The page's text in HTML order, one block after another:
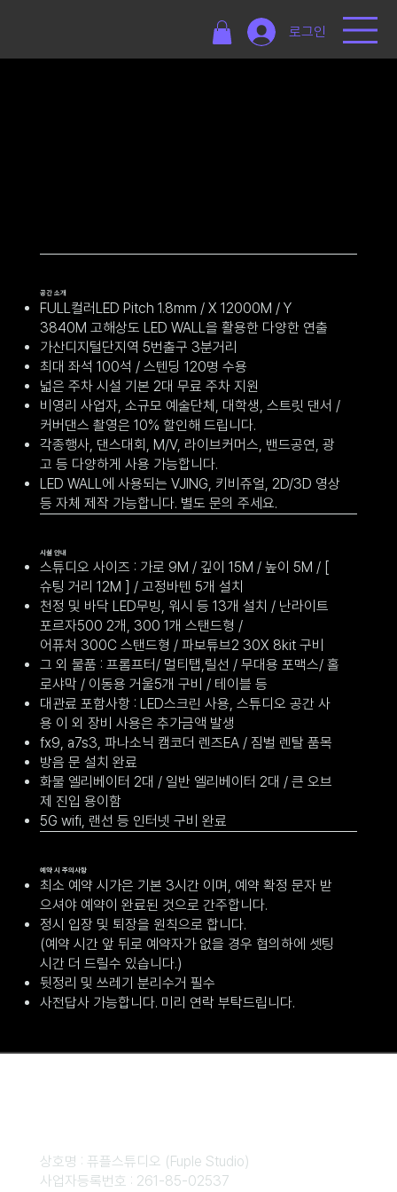
로그인
공간 소개
FULL컬러LED Pitch 1.8mm / X 12000M / Y
3840M 고해상도 LED WALL을 활용한 다양한 연출
가산디지털단지역 5번출구 3분거리
최대 좌석 100석 / 스텐딩 120명 수용
넓은 주차 시설 기본 2대 무료 주차 지원
비영리 사업자, 소규모 예술단체, 대학생, 스트릿 댄서 /
커버댄스 촬영은 10% 할인해 드립니다.
각종행사, 댄스대회, M/V, 라이브커머스, 밴드공연, 광
고 등 다양하게 사용 가능합니다.
LED WALL에 사용되는 VJING, 키비쥬얼, 2D/3D 영상
등 자체 제작 가능합니다. 별도 문의 주세요.
시설 안내
스튜디오 사이즈 : 가로 9M / 깊이 15M / 높이 5M / [
슈팅 거리 12M ] / 고정바텐 5개 설치
천정 및 바닥 LED무빙, 워시 등 13개 설치 / 난라이트
포르자500 2개, 300 1개 스탠드형 /
어퓨처 300C 스탠드형 / 파보튜브2 30X 8kit 구비
그 외 물품 : 프롬프터/ 멀티탭,릴선 / 무대용 포맥스/ 홀
로샤막 / 이동용 거울5개 구비 / 테이블 등
대관료 포함사항 : LED스크린 사용, 스튜디오 공간 사
용 이 외 장비 사용은 추가금액 발생
fx9, a7s3, 파나소닉 캠코더 렌즈EA / 짐벌 렌탈 품목
방음 문 설치 완료
화물 엘리베이터 2대 / 일반 엘리베이터 2대 / 큰 오브
제 진입 용이함
5G wifi, 랜선 등 인터넷 구비 완료
예약 시 주의사항
최소 예약 시가은 기본 3시간 이며, 예약 확정 문자 받
으셔야 예약이 완료된 것으로 간주합니다.
정시 입장 및 퇴장을 원칙으로 합니다.
(예약 시간 앞 뒤로 예약자가 없을 경우 협의하에 셋팅
시간 더 드릴수 있습니다.)
뒷정리 및 쓰레기 분리수거 필수
사전답사 가능합니다. 미리 연락 부탁드립니다.
상호명 : 퓨플스튜디오 (Fuple Studio)
사업자등록번호 : 261-85-02537